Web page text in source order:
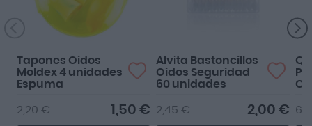
Tapones Oidos
Moldex 4 unidades
Espuma
1,50 €
2,20 €
Alvita Bastoncillos
Oidos Seguridad
60 unidades
2,00 €
2,45 €